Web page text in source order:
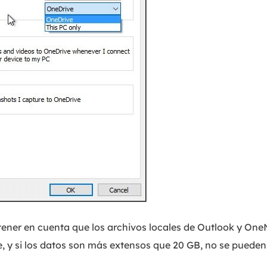
en cuenta que los archivos locales de Outlook y
si los datos son más extensos que 20 GB, no se